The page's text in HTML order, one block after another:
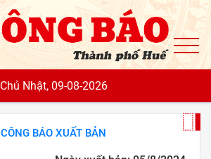
Chủ Nhật, 09-08-2026
CÔNG BÁO XUẤT BẢN